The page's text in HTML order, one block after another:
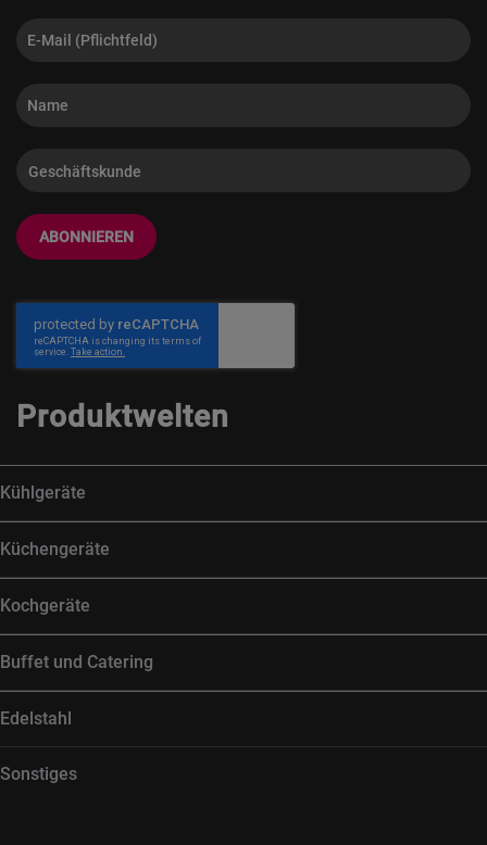
ABONNIEREN
Produktwelten
Kühlgeräte
Küchengeräte
Kochgeräte
Buffet und Catering
Edelstahl
Sonstiges